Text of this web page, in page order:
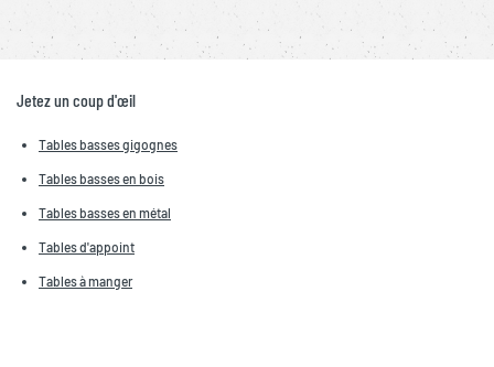
Jetez un coup d'œil
Tables basses gigognes
Tables basses en bois
Tables basses en métal
Tables d'appoint
Tables à manger